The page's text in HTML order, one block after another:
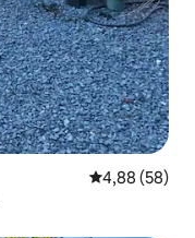
4,88 (58)